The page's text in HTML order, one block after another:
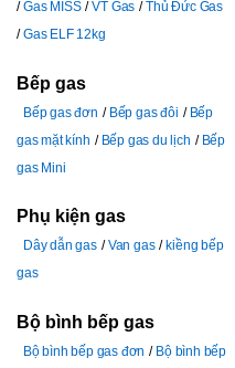
Gas MISS
VT Gas
Thủ Đức Gas
Gas ELF 12kg
Bếp gas
Bếp gas đơn Bếp gas đôi
Bếp
gas mặt kính
Bếp gas du lịch
Bếp
gas Mini
Phụ kiện gas
Dây dẫn gas Van gas
kiềng bếp
gas
Bộ bình bếp gas
Bộ bình bếp gas đơn
Bộ bình bếp